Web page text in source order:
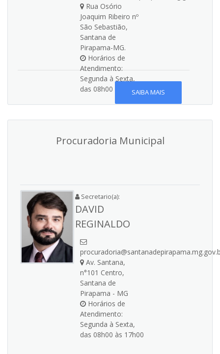
Rua Osório
Joaquim Ribeiro nº
São Sebastião,
Santana de
Pirapama-MG.
Horários de
Atendimento:
Segunda à Sexta,
das 08h00 às 17h00SAIBA MAIS
Procuradoria Municipal
Secretario(a):
DAVID
REGINALDO
Av. Santana,
n°101 Centro,
Santana de
Pirapama - MG
Horários de
Atendimento:
Segunda à Sexta,
das 08h00 às 17h00